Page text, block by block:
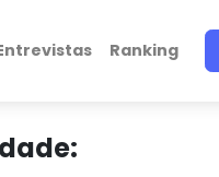
Ranking